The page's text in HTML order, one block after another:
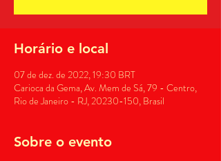
Horário e local
07 de dez. de 2022, 19:30 BRT
Carioca da Gema, Av. Mem de Sá, 79 - Centro,
Rio de Janeiro - RJ, 20230-150, Brasil
Sobre o evento